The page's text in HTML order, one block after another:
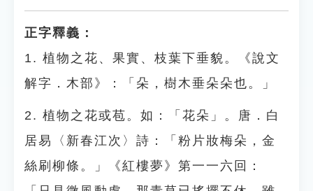
正字釋義：
1. 植物之花、果實、枝葉下垂貌。《說文
解字．木部》：「朵，樹木垂朵朵也。」
2. 植物之花或苞。如：「花朵」。唐．白
居易〈新春江次〉詩：「粉片妝梅朵，金
絲刷柳條。」《紅樓夢》第一一六回：